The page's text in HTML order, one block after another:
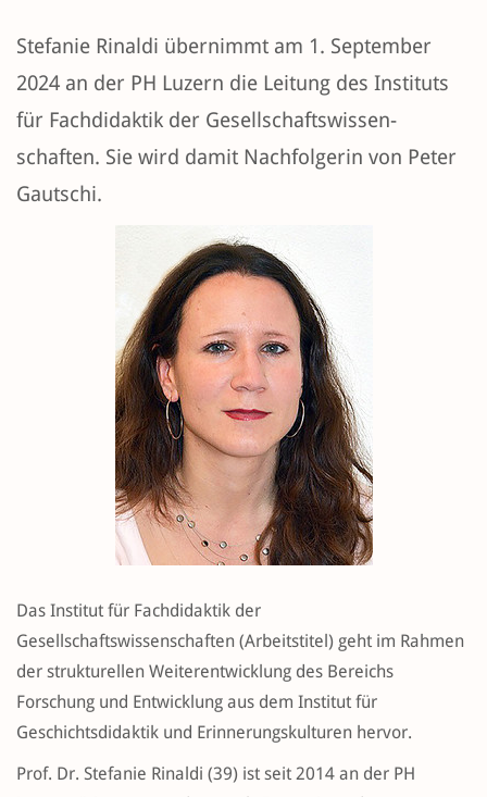
Stefanie Rinaldi übernimmt am 1. September
2024 an der PH Luzern die Leitung des Instituts
für Fach­didaktik der Ge­sell­schafts­wissen­
schaften. Sie wird damit Nach­folgerin von Peter
Gautschi.
Das Institut für Fachdidaktik der
Gesellschaftswissenschaften (Arbeitstitel) geht im Rahmen
der strukturellen Weiterentwicklung des Bereichs
Forschung und Entwicklung aus dem Institut für
Geschichtsdidaktik und Erinnerungskulturen hervor.
Prof. Dr. Stefanie Rinaldi (39) ist seit 2014 an der PH